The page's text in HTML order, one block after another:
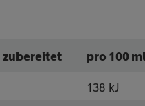
zubereitet pro 100
138 kJ